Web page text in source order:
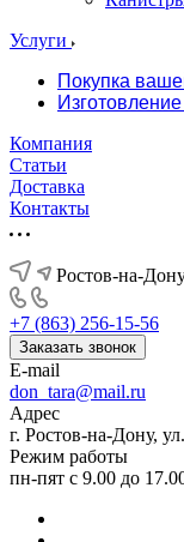
Услуги
Покупка
Компания
Статьи
Доставка
Контакты
Ростов-на-
+7 (863) 256-15-56
Заказать звонок
E-mail
don_tara@mail.ru
Адрес
г. Ростов-на-Дону,
Режим работы
пн-пят с 9.00 до